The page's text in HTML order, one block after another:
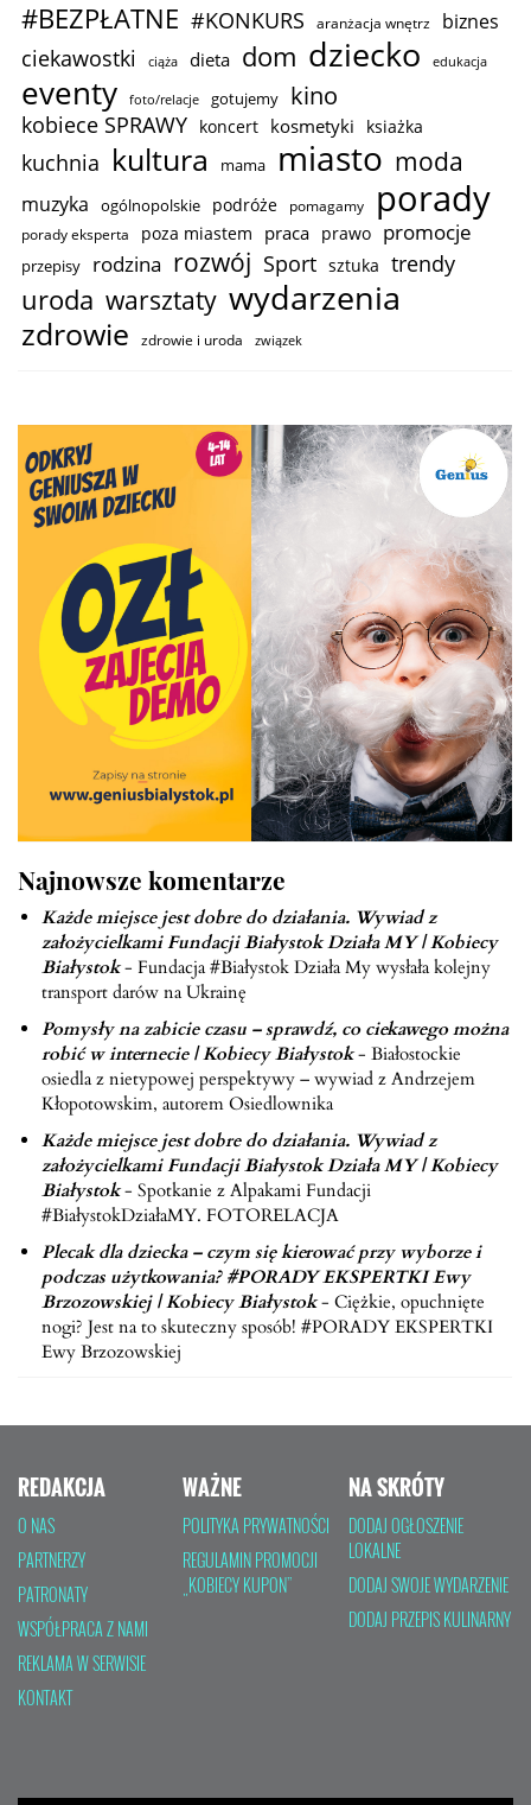
#BEZPŁATNE #KONKURS aranżacja wnętrz biznes
ciekawostki ciąża dieta dom dziecko edukacja
eventy foto/relacje gotujemy kino
kobiece SPRAWY koncert kosmetyki ksiażka
kuchnia kultura mama miasto moda
muzyka ogólnopolskie podróże pomagamy porady
porady eksperta poza miastem praca prawo promocje
przepisy rodzina rozwój Sport sztuka trendy
uroda warsztaty wydarzenia
zdrowie zdrowie i uroda związek
Najnowsze komentarze
Każde miejsce jest dobre do działania. Wywiad z
założycielkami Fundacji Białystok Działa MY | Kobiecy
Białystok- Fundacja #Białystok Działa My wysłała kolejny
transport darów na Ukrainę
Pomysły na zabicie czasu – sprawdź, co ciekawego można
robić w internecie | Kobiecy Białystok- Białostockie
osiedla z nietypowej perspektywy – wywiad z Andrzejem
Kłopotowskim, autorem Osiedlownika
Każde miejsce jest dobre do działania. Wywiad z
założycielkami Fundacji Białystok Działa MY | Kobiecy
Białystok- Spotkanie z Alpakami Fundacji
#BiałystokDziałaMY. FOTORELACJA
Plecak dla dziecka – czym się kierować przy wyborze i
podczas użytkowania? #PORADY EKSPERTKI Ewy
Brzozowskiej | Kobiecy Białystok- Ciężkie, opuchnięte
nogi? Jest na to skuteczny sposób! #PORADY EKSPERTKI
Ewy Brzozowskiej
REDAKCJA
O NAS
PARTNERZY
PATRONATY
WSPÓŁPRACA Z NAMI
REKLAMA W SERWISIE
KONTAKT
WAŻNE
POLITYKA PRYWATNOŚCI
REGULAMIN PROMOCJI
„KOBIECY KUPON”
NA SKRÓTY
DODAJ OGŁOSZENIE
LOKALNE
DODAJ SWOJE WYDARZENIE
DODAJ PRZEPIS KULINARNY